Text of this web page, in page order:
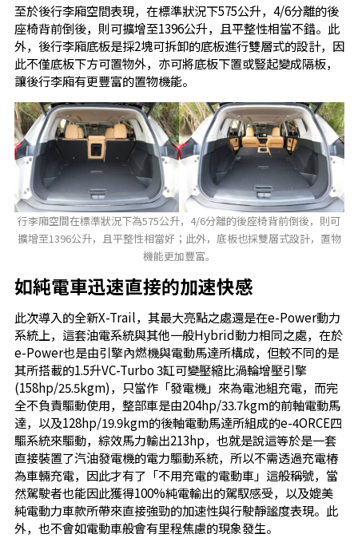
至於後行李廂空間表現，在標準狀況下575公升，4/6分離的後
座椅背前倒後，則可擴增至1396公升，且平整性相當不錯。此
外，後行李廂底板是採2塊可拆卸的底板進行雙層式的設計，因
此不僅底板下方可置物外，亦可將底板下置或豎起變成隔板，
讓後行李廂有更豐富的置物機能。
行李廂空間在標準狀況下為575公升，4/6分離的後座椅背前倒後，則可
擴增至1396公升，且平整性相當好；此外，底板也採雙層式設計，置物
機能更加豐富。
如純電車迅速直接的加速快感
此次導入的全新X-Trail，其最大亮點之處還是在e-Power動力
系統上，這套油電系統與其他一般Hybrid動力相同之處，在於
e-Power也是由引擎內燃機與電動馬達所構成，但較不同的是
其所搭載的1.5升VC-Turbo 3缸可變壓縮比渦輪增壓引擎
(158hp/25.5kgm)，只當作「發電機」來為電池組充電，而完
全不負責驅動使用，整部車是由204hp/33.7kgm的前軸電動馬
達，以及128hp/19.9kgm的後軸電動馬達所組成的e-4ORCE四
驅系統來驅動，綜效馬力輸出213hp，也就是說這等於是一套
直接裝置了汽油發電機的電力驅動系統，所以不需透過充電樁
為車輛充電，因此才有了「不用充電的電動車」這般稱號，當
然駕駛者也能因此獲得100%純電輸出的駕馭感受，以及媲美
純電動力車款所帶來直接強勁的加速性與行駛靜謐度表現。此
外，也不會如電動車般會有里程焦慮的現象發生。